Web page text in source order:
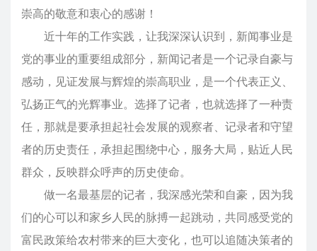
崇高的敬意和衷心的感谢！
近十年的工作实践，让我深深认识到，新闻事业是
党的事业的重要组成部分，新闻记者是一个记录自豪与
感动，见证发展与辉煌的崇高职业，是一个代表正义、
弘扬正气的光辉事业。选择了记者，也就选择了一种责
任，那就是要承担起社会发展的观察者、记录者和守望
者的历史责任，承担起围绕中心，服务大局，贴近人民
群众，反映群众呼声的历史使命。
做一名最基层的记者，我深感光荣和自豪，因为我
们的心可以和家乡人民的脉搏一起跳动，共同感受党的
富民政策给农村带来的巨大变化，也可以追随决策者的